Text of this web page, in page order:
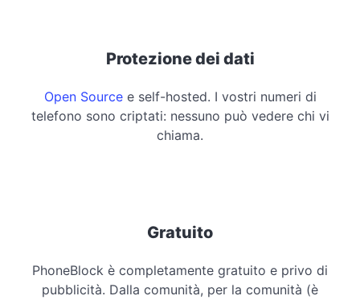
Protezione dei dati
Open Sourcee self-hosted. I vostri numeri di
telefono sono criptati: nessuno può vedere chi vi
chiama.
Gratuito
PhoneBlock è completamente gratuito e privo di
pubblicità. Dalla comunità, per la comunità (è